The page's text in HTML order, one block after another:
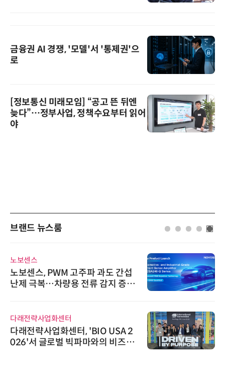
금융권 AI 경쟁, '모델'서 '통제권'으
로
[정보통신 미래모임] “공고 뜬 뒤엔
늦다”…정부사업, 정책수요부터 읽어
야
브랜드 뉴스룸
노보센스
노보센스, PWM 고주파 과도 간섭
난제 극복…차량용 전류 감지 증폭
다래전략사업화센터
다래전략사업화센터, 'BIO USA 2
026'서 글로벌 빅파마와의 비즈니